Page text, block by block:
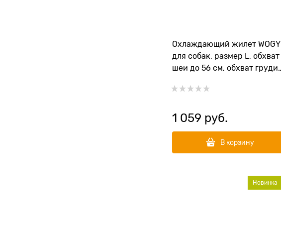
Охлаждающий жилет WOGY
для собак, размер L, обхват
шеи до 56 см, обхват груди
1 059 руб.
В корзину
Новинка